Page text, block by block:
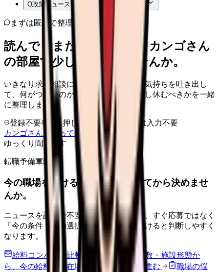
Q政策ニュースを転職判断に使えますか？
まずは匿名で整理
読んでもまだ苦しいなら、カンゴさん
の部屋で少し話してみませんか。
いきなり求人相談には進みません。今の気持ちを吐き出し
て、何がつらいのか、辞めるべきか、少し休むべきかを一緒
に整理します。
登録不要 求人押し売りなし
病院名は入力不要
カンゴさんを知ってから相談する
ゆっくり聞きます
転職予備軍向け
今の職場を続けるか、条件を比べてから決めませ
んか。
ニュースを読んで不安が強くなった時は、すぐ応募ではなく
「今の条件・他の選択肢・相談先」を分けると判断しやすく
なります。
給料コンパスで比較する
地域・経験年数・施設形態か
ら、今の給料の現在地を確認できます。 進む
職場の悩